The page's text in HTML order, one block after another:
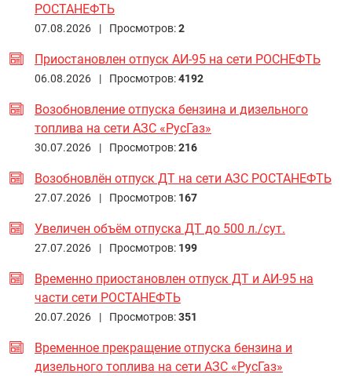
РОСТАНЕФТЬ
07.08.2026 | Просмотров:2
Приостановлен отпуск АИ-95 на сети РОСНЕФТЬ
06.08.2026 | Просмотров:4192
Возобновление отпуска бензина и дизельного
топлива на сети АЗС «РусГаз»
30.07.2026 | Просмотров:216
Возобновлён отпуск ДТ на сети АЗС РОСТАНЕФТЬ
27.07.2026 | Просмотров: 167
Увеличен объём отпуска ДТ до 500 л./сут.
27.07.2026 | Просмотров: 199
Временно приостановлен отпуск ДТ и АИ-95 на
части сети РОСТАНЕФТЬ
20.07.2026 | Просмотров:351
Временное прекращение отпуска бензина и
дизельного топлива на сети АЗС «РусГаз»